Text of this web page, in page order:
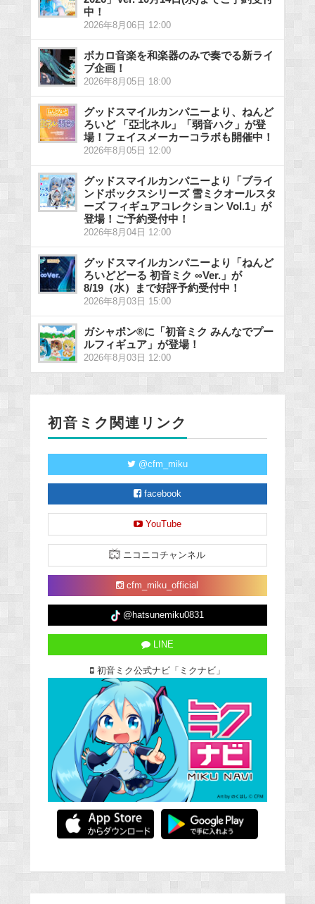
中！
2026年8月06日 12:00
ボカロ音楽を和楽器のみで奏でる新ライ
ブ企画！
2026年8月05日 18:00
グッドスマイルカンパニーより、ねんど
ろいど 「亞北ネル」「弱音ハク」が登
場！フェイスメーカーコラボも開催中！
2026年8月05日 12:00
グッドスマイルカンパニーより「ブライ
ンドボックスシリーズ 雪ミクオールスタ
ーズ フィギュアコレクション Vol.1」が
登場！ご予約受付中！
2026年8月04日 12:00
グッドスマイルカンパニーより「ねんど
ろいどどーる 初音ミク ∞Ver.」が
8/19（水）まで好評予約受付中！
2026年8月03日 15:00
ガシャポン®に「初音ミク みんなでプー
ルフィギュア」が登場！
2026年8月03日 12:00
初音ミク関連リンク
@cfm_miku
facebook
YouTube
ニコニコチャンネル
cfm_miku_official
@hatsunemiku0831
LINE
初音ミク公式ナビ「ミクナビ」